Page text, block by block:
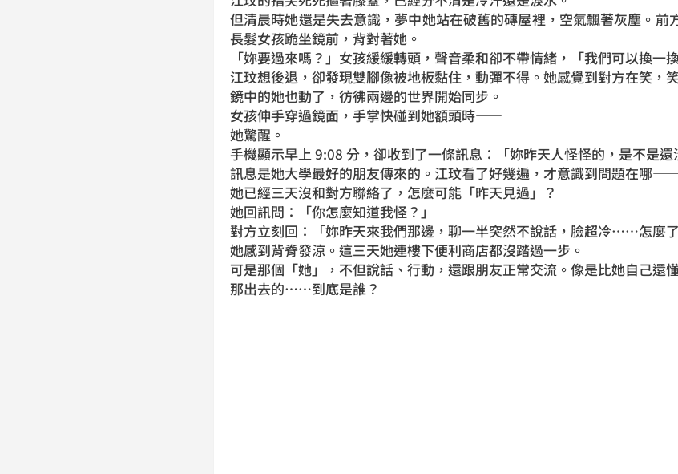
但清晨時她還是失去意識，夢中她站在破舊的磚屋裡，空氣飄著灰塵。前
長髮女孩跪坐鏡前，背對著她。
「妳要過來嗎？」女孩緩緩轉頭，聲音柔和卻不帶情緒，「我們可以換一
江玟想後退，卻發現雙腳像被地板黏住，動彈不得。她感覺到對方在笑，
鏡中的她也動了，彷彿兩邊的世界開始同步。
女孩伸手穿過鏡面，手掌快碰到她額頭時——
她驚醒。
手機顯示早上 9:08 分，卻收到了一條訊息：「妳昨天人怪怪的，是不是還
訊息是她大學最好的朋友傳來的。江玟看了好幾遍，才意識到問題在哪——
她已經三天沒和對方聯絡了，怎麼可能「昨天見過」？
她回訊問：「你怎麼知道我怪？」
對方立刻回：「妳昨天來我們那邊，聊一半突然不說話，臉超冷……怎麼了
她感到背脊發涼。這三天她連樓下便利商店都沒踏過一步。
可是那個「她」，不但說話、行動，還跟朋友正常交流。像是比她自己還
那出去的……到底是誰？